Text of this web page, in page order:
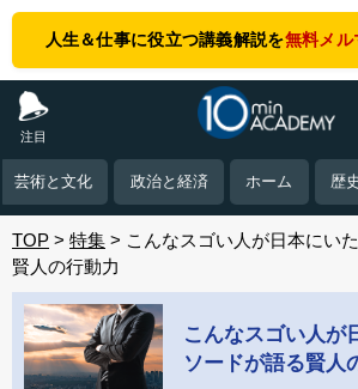
人生＆仕事に役立つ講義解説を無料メル
注目
芸術と文化 政治と経済 ホーム 歴
TOP 特集
こんなスゴい人が日本にい
賢人の行動力
こんなスゴい人が
ソードが語る賢人